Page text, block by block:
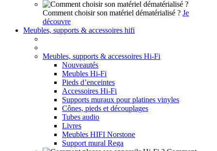
Comment choisir son matériel dématérialisé ? Je
découvre
Meubles, supports & accessoires hifi
Meubles, supports & accessoires Hi-Fi
Nouveautés
Meubles Hi-Fi
Pieds d’enceintes
Accessoires Hi-Fi
Supports muraux pour platines vinyles
Cônes, pieds et découplages
Tubes audio
Livres
Meubles HIFI Norstone
Support mural Rega